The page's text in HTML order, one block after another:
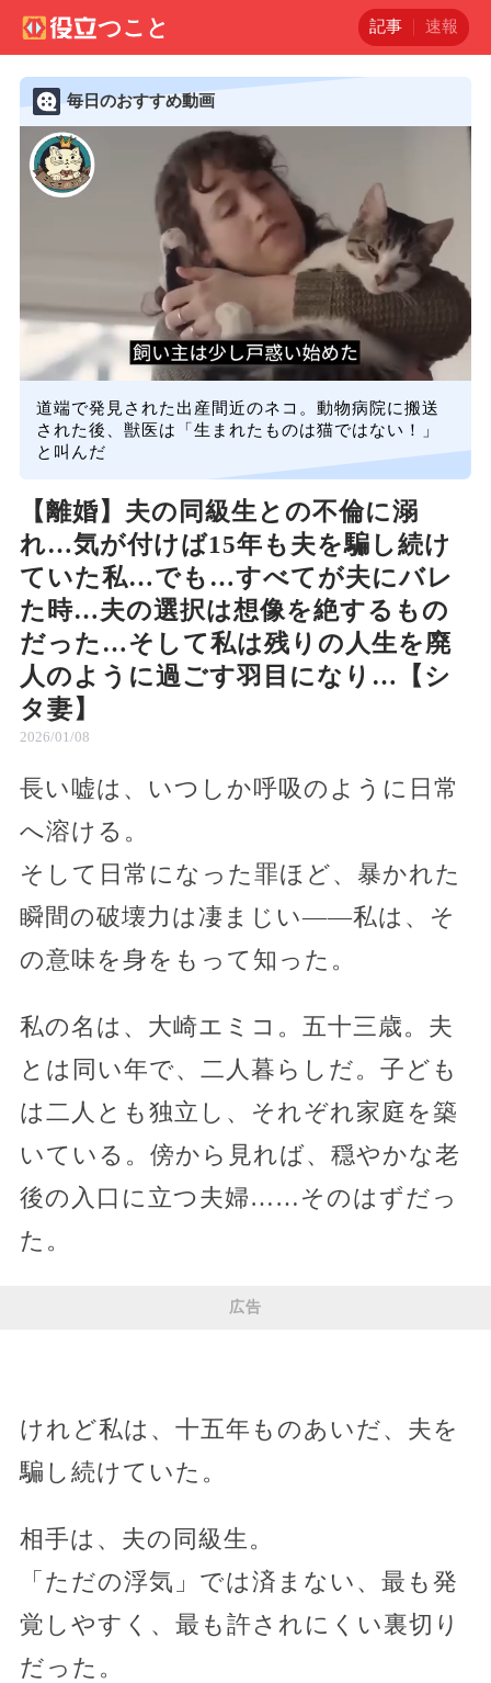
記事 速報
毎日のおすすめ動画
道端で発見された出産間近のネコ。動物病院に搬送
された後、獣医は「生まれたものは猫ではない！」
と叫んだ
【離婚】夫の同級生との不倫に溺
れ…気が付けば15年も夫を騙し続け
ていた私…でも…すべてが夫にバレ
た時…夫の選択は想像を絶するもの
だった…そして私は残りの人生を廃
人のように過ごす羽目になり…【シ
タ妻】
2026/01/08
長い嘘は、いつしか呼吸のように日常
へ溶ける。
そして日常になった罪ほど、暴かれた
瞬間の破壊力は凄まじい――私は、そ
の意味を身をもって知った。
私の名は、大崎エミコ。五十三歳。夫
とは同い年で、二人暮らしだ。子ども
は二人とも独立し、それぞれ家庭を築
いている。傍から見れば、穏やかな老
後の入口に立つ夫婦……そのはずだっ
た。
広告
けれど私は、十五年ものあいだ、夫を
騙し続けていた。
相手は、夫の同級生。
「ただの浮気」では済まない、最も発
覚しやすく、最も許されにくい裏切り
だった。